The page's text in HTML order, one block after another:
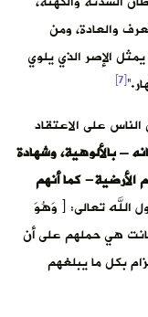
والعادة، ومن
الإصر الذي يلوي
[7]
على الاعتقاد
– بالألوهية، وشهادة
الأرضية- كما أنهم
الله تعالى: ﴿ وَهُوَ
هي حملهم على أن
بكل ما يبلغهم